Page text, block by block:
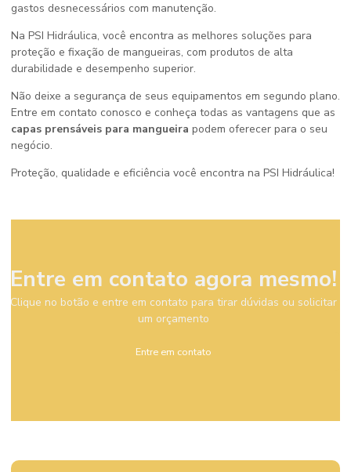
gastos desnecessários com manutenção.
Na PSI Hidráulica, você encontra as melhores soluções para
proteção e fixação de mangueiras, com produtos de alta
durabilidade e desempenho superior.
Não deixe a segurança de seus equipamentos em segundo plano.
Entre em contato conosco e conheça todas as vantagens que as
capas prensáveis para mangueira podem oferecer para o seu
negócio.
Proteção, qualidade e eficiência você encontra na PSI Hidráulica!
Entre em contato agora mesmo!
Clique no botão e entre em contato para tirar dúvidas ou solicitar
um orçamento
Entre em contato